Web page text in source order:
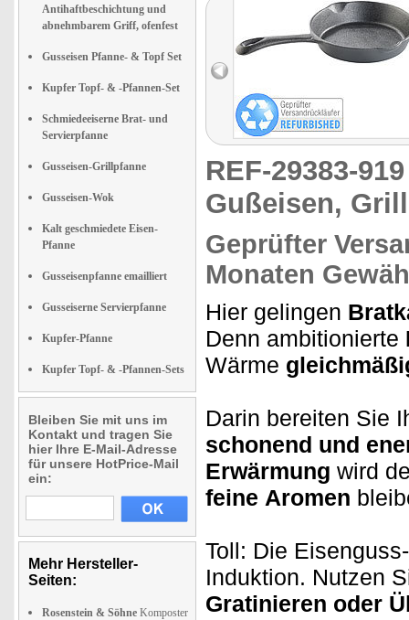
Antihaftbeschichtung und
abnehmbarem Griff, ofenfest
Gusseisen Pfanne- & Topf Set
Kupfer Topf- & -Pfannen-Set
Schmiedeeiserne Brat- und
Servierpfanne
Gusseisen-Grillpfanne
Gusseisen-Wok
Kalt geschmiedete Eisen-
Pfanne
Gusseisenpfanne emailliert
Gusseiserne Servierpfanne
Kupfer-Pfanne
Kupfer Topf- & -Pfannen-Sets
Bleiben Sie mit uns im
Kontakt und tragen Sie
hier Ihre E-Mail-Adresse
für unsere HotPrice-Mail
ein:
Mehr Hersteller-
Seiten:
Rosenstein & Söhne Komposter
REF-29383-
Gußeisen,
Geprüfter
Monaten
Hier gelingen
Denn ambitionierte
Wärme
Darin bereiten Sie
schonend und
Erwärmung wird
feine Aromen
Toll: Die
Induktion. Nutzen
Gratinieren oder